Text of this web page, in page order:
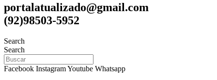
portalatualizado@gmail.com
(92)98503-5952
Search
Search
Facebook InstagramYoutube Whatsapp